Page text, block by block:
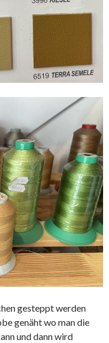
gesteppt werden
genäht wo man die
und dann wird